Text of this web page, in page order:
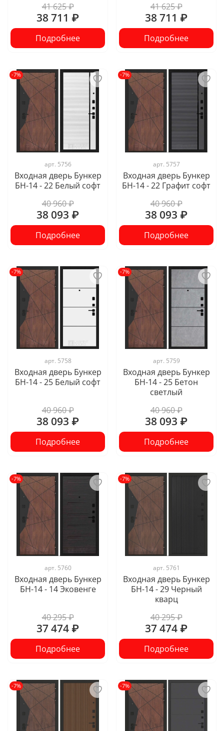
41 625 ₽
38 711 ₽
Подробнее
41 625 ₽
38 711 ₽
Подробнее
-7%
арт. 5756
Входная дверь Бункер
БН-14 - 22 Белый софт
40 960 ₽
38 093 ₽
Подробнее
-7%
арт. 5757
Входная дверь Бункер
БН-14 - 22 Графит софт
40 960 ₽
38 093 ₽
Подробнее
-7%
арт. 5758
Входная дверь Бункер
БН-14 - 25 Белый софт
40 960 ₽
38 093 ₽
Подробнее
-7%
арт. 5759
Входная дверь Бункер
БН-14 - 25 Бетон
светлый
40 960 ₽
38 093 ₽
Подробнее
-7%
арт. 5760
Входная дверь Бункер
БН-14 - 14 Эковенге
40 295 ₽
37 474 ₽
Подробнее
-7%
арт. 5761
Входная дверь Бункер
БН-14 - 29 Черный
кварц
40 295 ₽
37 474 ₽
Подробнее
-7% -7%